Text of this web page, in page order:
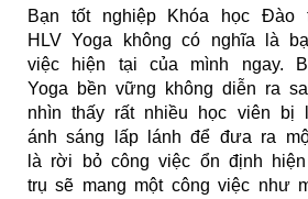
Bạn tốt nghiệp Khóa học Đào
HLV Yoga không có nghĩa là
việc hiện tại của mình ngay.
Yoga bền vững không diễn ra
nhìn thấy rất nhiều học viên bị
ánh sáng lấp lánh để đưa ra
là rời bỏ công việc ổn định
trụ sẽ mang một công việc như